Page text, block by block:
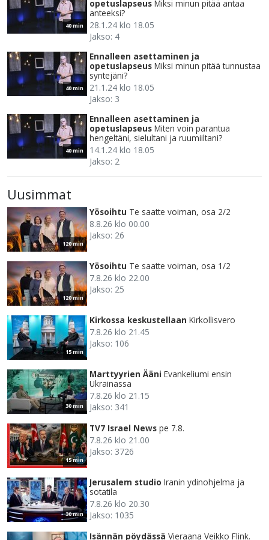
40 min
opetuslapseus Miksi minun pitää antaa
anteeksi?
28.1.24 klo 18.05
Jakso: 4
40 min
Ennalleen asettaminen ja
opetuslapseus Miksi minun pitää tunnustaa
syntejäni?
21.1.24 klo 18.05
Jakso: 3
40 min
Ennalleen asettaminen ja
opetuslapseus Miten voin parantua
hengeltäni, sielultani ja ruumiiltani?
14.1.24 klo 18.05
Jakso: 2
Uusimmat
120 min
Yösoihtu Te saatte voiman, osa 2/2
8.8.26 klo 00.00
Jakso: 26
120 min
Yösoihtu Te saatte voiman, osa 1/2
7.8.26 klo 22.00
Jakso: 25
15 min
Kirkossa keskustellaan Kirkollisvero
7.8.26 klo 21.45
Jakso: 106
30 min
Marttyyrien Ääni Evankeliumi ensin
Ukrainassa
7.8.26 klo 21.15
Jakso: 341
15 min
TV7 Israel News pe 7.8.
7.8.26 klo 21.00
Jakso: 3726
30 min
Jerusalem studio Iranin ydinohjelma ja
sotatila
7.8.26 klo 20.30
Jakso: 1035
Isännän pöydässä Vieraana Veikko Flink.